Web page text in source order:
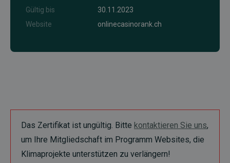
Gültig bis
30.11.2023
Website
onlinecasinorank.ch
Das Zertifikat ist ungültig. Bitte kontaktieren Sie uns,
um Ihre Mitgliedschaft im Programm Websites, die
Klimaprojekte unterstützen zu verlängern!